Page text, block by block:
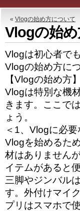
« Vlogの始め方について
Vlogの始
Vlogは初心者で
Vlogの始め方に
【Vlogの始め方】
Vlogは特別な機
きます。ここで
ょう。
＜1、Vlogに必
Vlogを始めるた
材はありません
イテムがあると
三脚やジンバル
す。外付けマイ
プリはスマホで